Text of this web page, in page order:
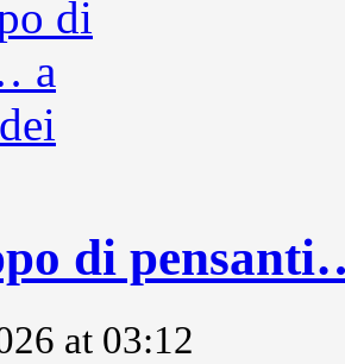
di
at 03:12